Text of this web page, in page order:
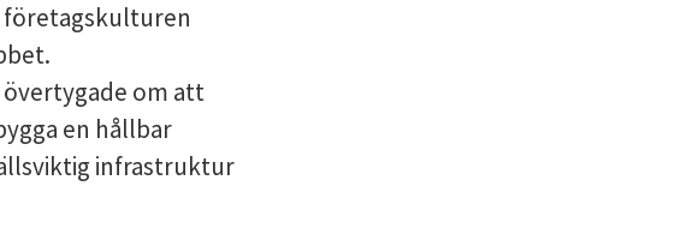
företagskulturen
om att
en hållbar
infrastruktur